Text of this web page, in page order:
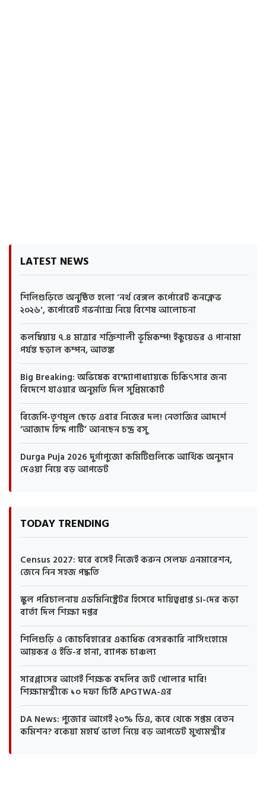
LATEST NEWS
শিলিগুড়িতে অনুষ্ঠিত হলো 'নর্থ বেঙ্গল কর্পোরেট কনক্লেভ
২০২৬', কর্পোরেট গভর্ন্যান্স নিয়ে বিশেষ আলোচনা
কলম্বিয়ায় ৭.৪ মাত্রার শক্তিশালী ভূমিকম্প! ইকুয়েডর ও পানামা
পর্যন্ত ছড়াল কম্পন, আতঙ্ক
Big Breaking: অভিষেক বন্দ্যোপাধ্যায়কে চিকিৎসার জন্য
বিদেশে যাওয়ার অনুমতি দিল সুপ্রিমকোর্ট
বিজেপি-তৃণমূল ছেড়ে এবার নিজের দল! নেতাজির আদর্শে
‘আজাদ হিন্দ পার্টি’ আনছেন চন্দ্র বসু
Durga Puja 2026 দুর্গাপুজো কমিটিগুলিকে আর্থিক অনুদান
দেওয়া নিয়ে বড় আপডেট
TODAY TRENDING
Census 2027: ঘরে বসেই নিজেই করুন সেলফ এনমারেশন,
জেনে নিন সহজ পদ্ধতি
স্কুল পরিচালনায় এডমিনিস্ট্রেটর হিসেবে দায়িত্বপ্রাপ্ত SI-দের কড়া
বার্তা দিল শিক্ষা দপ্তর
শিলিগুড়ি ও কোচবিহারের একাধিক বেসরকারি নার্সিংহোমে
আয়কর ও ইডি-র হানা, ব্যাপক চাঞ্চল্য
সারপ্লাসের আগেই শিক্ষক বদলির জট খোলার দাবি!
শিক্ষামন্ত্রীকে ১০ দফা চিঠি APGTWA-এর
DA News: পুজোর আগেই ২০% ডিএ, কবে থেকে সপ্তম বেতন
কমিশন? বকেয়া মহার্ঘ ভাতা নিয়ে বড় আপডেট মুখ্যমন্ত্রীর